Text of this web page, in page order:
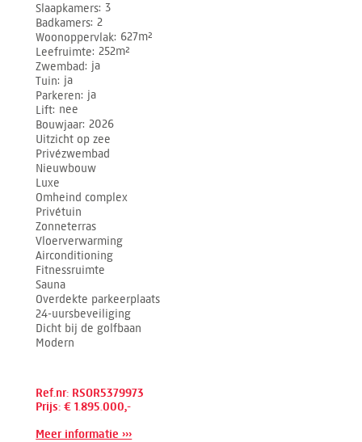
Slaapkamers 3
Badkamers 2
Woonoppervlak 627m²
Leefruimte 252m²
Zwembad ja
Tuin ja
Parkeren ja
Lift nee
Bouwjaar 2026
Uitzicht op zee
Privézwembad
Nieuwbouw
Luxe
Omheind complex
Privétuin
Zonneterras
Vloerverwarming
Airconditioning
Fitnessruimte
Sauna
Overdekte parkeerplaats
24-uursbeveiliging
Dicht bij de golfbaan
Modern
Ref.nr: RSOR5379973
Prijs: € 1.895.000,-
Meer informatie ›››